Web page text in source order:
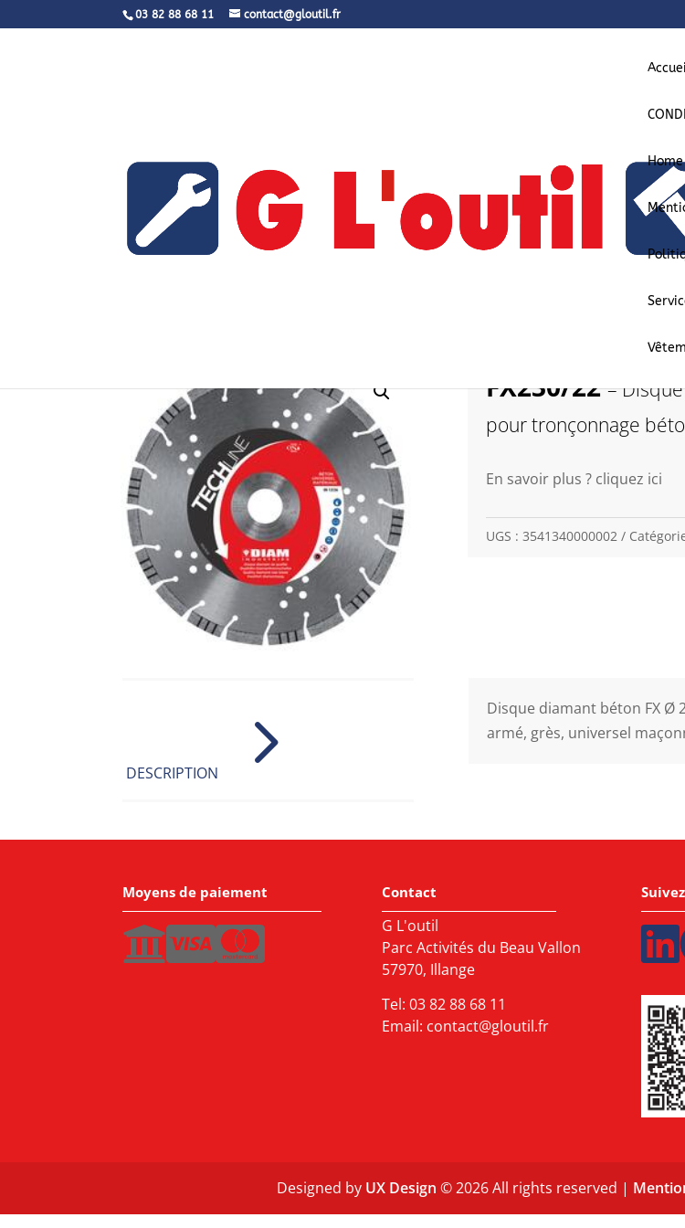
03 82 88 68 11 contact@gloutil.fr
Home
FX230/22–
pour tronçonnage
En savoir plus ? cliquez ici
UGS : 3541340000002
DESCRIPTION 5
Disque diamant béton FX Ø
armé, grès, universel
Moyens de paiement Contact
G L'outil
Parc Activités du Beau Vallon
57970, Illange
Tel: 03 82 88 68 11
Email: contact@gloutil.fr
Designed by UX Design © 2026 All rights reserved |